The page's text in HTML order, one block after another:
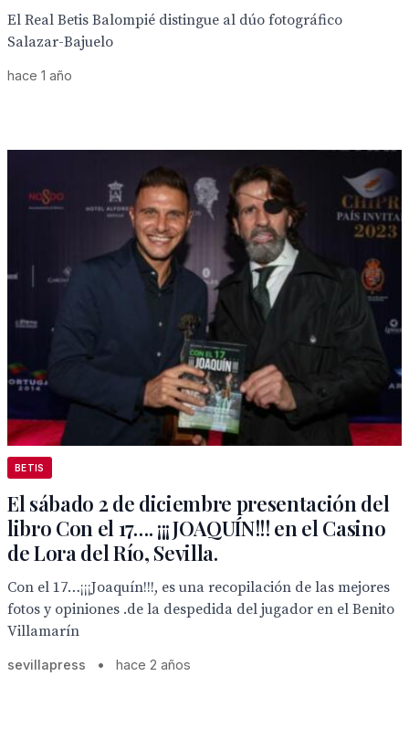
El Real Betis Balompié distingue al dúo fotográfico
Salazar-Bajuelo
hace 1 año
BETIS
El sábado 2 de diciembre presentación del
libro Con el 17…. ¡¡¡JOAQUÍN!!! en el Casino
de Lora del Río, Sevilla.
Con el 17…¡¡¡Joaquín!!!, es una recopilación de las mejores
fotos y opiniones .de la despedida del jugador en el Benito
Villamarín
sevillapress • hace 2 años